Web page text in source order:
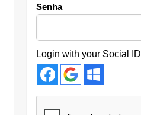
Senha
Login with your Social ID